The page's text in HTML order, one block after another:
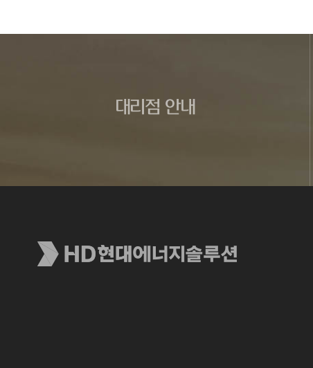
대리점 안내